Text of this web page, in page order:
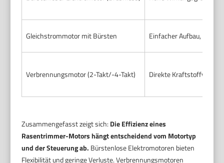
Gleichstrommotor mit Bürsten Einfacher Aufbau, aber
Verbrennungsmotor (2-Takt/-4-Takt) Direkte
Zusammengefasst zeigt sich: Die Effizienz eines
Rasentrimmer-Motors hängt entscheidend vom Motortyp
und der Steuerung ab. Bürstenlose Elektromotoren bieten
Flexibilität und geringe Verluste. Verbrennungsmotoren